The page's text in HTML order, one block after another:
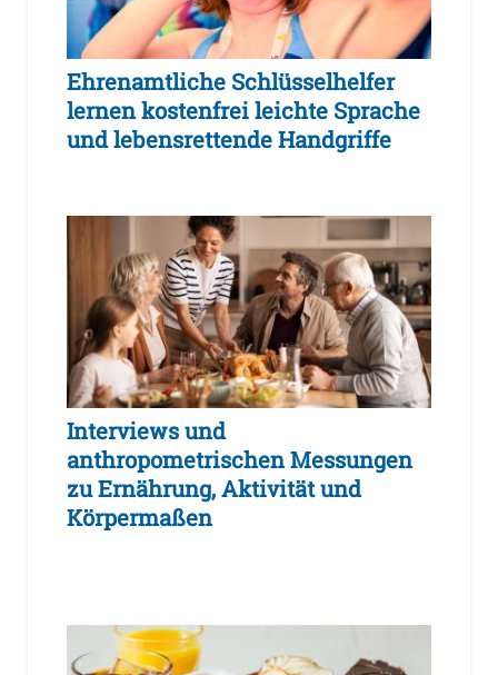
Ehrenamtliche Schlüsselhelfer
lernen kostenfrei leichte Sprache
und lebensrettende Handgriffe
Interviews und
anthropometrischen Messungen
zu Ernährung, Aktivität und
Körpermaßen